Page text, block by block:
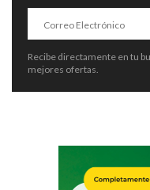
Recibe directamente en tu
mejores ofertas.